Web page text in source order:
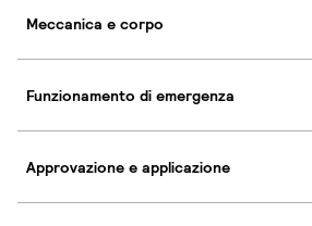
Meccanica e corpo
Funzionamento di emergenza
Approvazione e applicazione